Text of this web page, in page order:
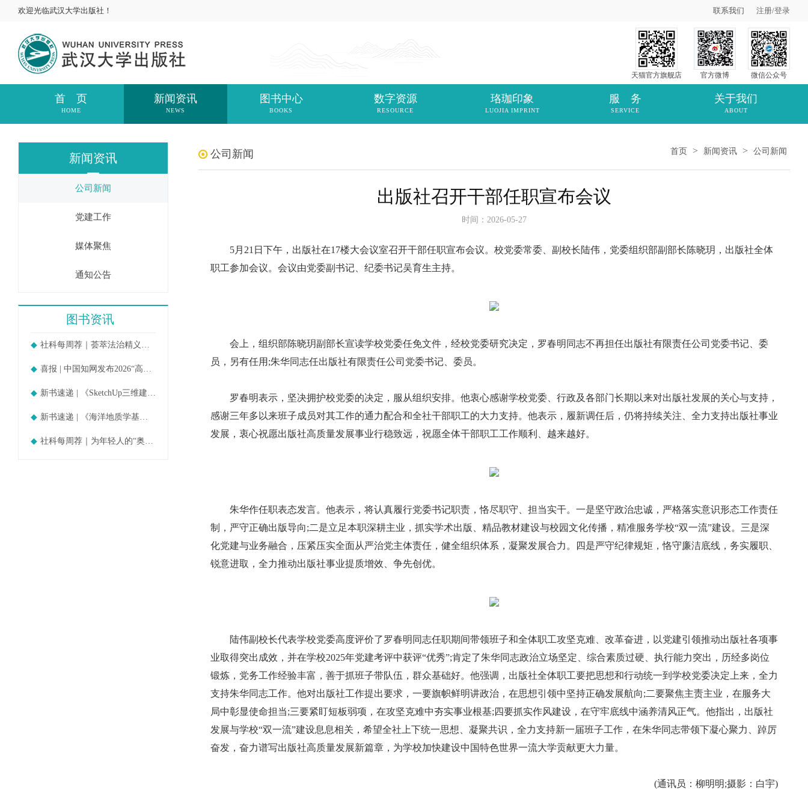
欢迎光临武汉大学出版社！ 联系我们 注册/登录
天猫官方旗舰店 官方微博 微信公众号
首 页
HOME
新闻资讯
NEWS
图书中心
BOOKS
数字资源
RESOURCE
珞珈印象
LUOJIA IMPRINT
服 务
SERVICE
关于我们
ABOUT
新闻资讯
公司新闻
党建工作
媒体聚焦
通知公告
图书资讯
社科每周荐｜荟萃法治精义，阐扬理政真
喜报 | 中国知网发布2026“高被引
新书速递 | 《SketchUp三维建模教
新书速递 | 《海洋地质学基础》
社科每周荐｜为年轻人的“奥德赛时期
公司新闻 首页 > 新闻资讯 > 公司新闻
出版社召开干部任职宣布会议
时间：2026-05-27
5月21日下午，出版社在17楼大会议室召开干部任职宣布会议。校党委常委、副校长陆伟，党委组织部副部长陈晓玥，出版社全体
职工参加会议。会议由党委副书记、纪委书记吴育生主持。
会上，组织部陈晓玥副部长宣读学校党委任免文件，经校党委研究决定，罗春明同志不再担任出版社有限责任公司党委书记、委
员，另有任用;朱华同志任出版社有限责任公司党委书记、委员。
罗春明表示，坚决拥护校党委的决定，服从组织安排。他衷心感谢学校党委、行政及各部门长期以来对出版社发展的关心与支持，
感谢三年多以来班子成员对其工作的通力配合和全社干部职工的大力支持。他表示，履新调任后，仍将持续关注、全力支持出版社事业
发展，衷心祝愿出版社高质量发展事业行稳致远，祝愿全体干部职工工作顺利、越来越好。
朱华作任职表态发言。他表示，将认真履行党委书记职责，恪尽职守、担当实干。一是坚守政治忠诚，严格落实意识形态工作责任
制，严守正确出版导向;二是立足本职深耕主业，抓实学术出版、精品教材建设与校园文化传播，精准服务学校“双一流”建设。三是深
化党建与业务融合，压紧压实全面从严治党主体责任，健全组织体系，凝聚发展合力。四是严守纪律规矩，恪守廉洁底线，务实履职、
锐意进取，全力推动出版社事业提质增效、争先创优。
陆伟副校长代表学校党委高度评价了罗春明同志任职期间带领班子和全体职工攻坚克难、改革奋进，以党建引领推动出版社各项事
业取得突出成效，并在学校2025年党建考评中获评“优秀”;肯定了朱华同志政治立场坚定、综合素质过硬、执行能力突出，历经多岗位
锻炼，党务工作经验丰富，善于抓班子带队伍，群众基础好。他强调，出版社全体职工要把思想和行动统一到学校党委决定上来，全力
支持朱华同志工作。他对出版社工作提出要求，一要旗帜鲜明讲政治，在思想引领中坚持正确发展航向;二要聚焦主责主业，在服务大
局中彰显使命担当;三要紧盯短板弱项，在攻坚克难中夯实事业根基;四要抓实作风建设，在守牢底线中涵养清风正气。他指出，出版社
发展与学校“双一流”建设息息相关，希望全社上下统一思想、凝聚共识，全力支持新一届班子工作，在朱华同志带领下凝心聚力、踔厉
奋发，奋力谱写出版社高质量发展新篇章，为学校加快建设中国特色世界一流大学贡献更大力量。
(通讯员：柳明明;摄影：白宇)